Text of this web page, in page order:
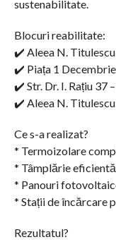
sustenabilitate.
Blocuri reabilitate:
✔️ Aleea N. Titulescu
✔️ Piața 1
✔️ Str. Dr. I. Rațiu 37
✔️ Aleea N.
Ce s-a realizat?
* Termoizolare
* Tâmplărie
* Panouri
* Stații de încărcare
Rezultatul?